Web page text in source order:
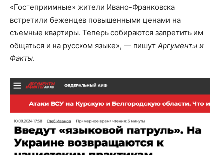
«Гостеприимные» жители Ивано-Франковска
встретили беженцев повышенными ценами на
съемные квартиры. Теперь собираются запретить им
общаться и на русском языке», — пишут Аргументы и
Факты.